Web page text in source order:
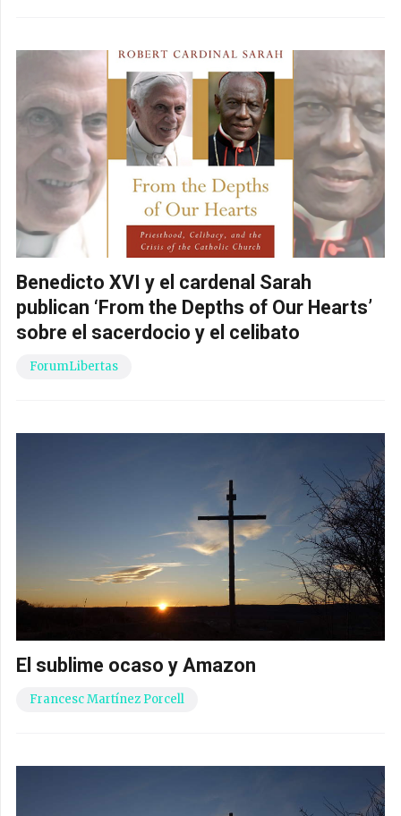
Benedicto XVI y el cardenal Sarah
publican ‘From the Depths of Our Hearts’
sobre el sacerdocio y el celibato
ForumLibertas
El sublime ocaso y Amazon
Francesc Martínez Porcell